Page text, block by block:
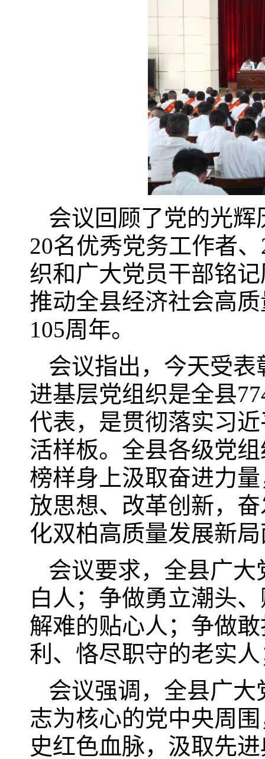
会议回顾了党的光
20名优秀党务工作者
织和广大党员干部铭
推动全县经济社会高
105周年。
会议指出，今天受
进基层党组织是全县
代表，是贯彻落实习
活样板。全县各级党
榜样身上汲取奋进力
放思想、改革创新，
化双柏高质量发展新
会议要求，全县广
白人；争做勇立潮头
解难的贴心人；争做
利、恪尽职守的老实
会议强调，全县广
志为核心的党中央周
史红色血脉，汲取先